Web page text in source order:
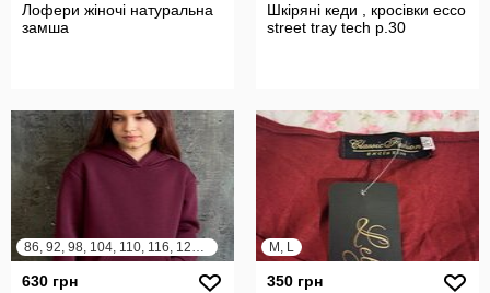
Лофери жіночі натуральна
замша
Шкіряні кеди , кросівки ecco
street tray tech р.30
86, 92, 98, 104, 110, 116, 122, 128, 134, 140, 146, 152, 158, 164
630 грн
M, L
350 грн